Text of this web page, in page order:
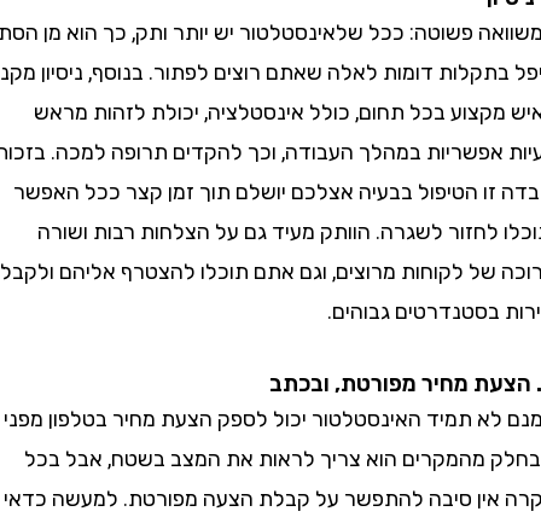
פשוטה: ככל שלאינסטלטור יש יותר ותק, כך הוא מן הסתם
דומות לאלה שאתם רוצים לפתור. בנוסף, ניסיון מקנה
בכל תחום, כולל אינסטלציה, יכולת לזהות מראש
במהלך העבודה, וכך להקדים תרופה למכה. בזכות
הטיפול בבעיה אצלכם יושלם תוך זמן קצר ככל האפשר
לחזור לשגרה. הוותק מעיד גם על הצלחות רבות ושורה
לקוחות מרוצים, וגם אתם תוכלו להצטרף אליהם ולקבל
גבוהים.
תמיד האינסטלטור יכול לספק הצעת מחיר בטלפון מפני
מהמקרים הוא צריך לראות את המצב בשטח, אבל בכל
סיבה להתפשר על קבלת הצעה מפורטת. למעשה כדאי